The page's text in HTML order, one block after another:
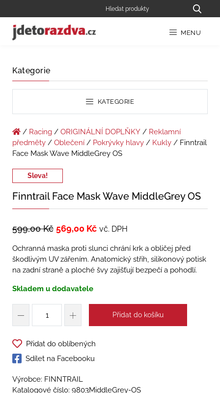
MENU
Kategorie
KATEGORIE
/ Racing / ORIGINÁLNÍ DOPLŇKY / Reklamní
předměty / Oblečení / Pokrývky hlavy / Kukly / Finntrail
Face Mask Wave MiddleGrey OS
Sleva!
Finntrail Face Mask Wave MiddleGrey OS
599,00Kč 569,00 Kč vč. DPH
Ochranná maska proti slunci chrání krk a obličej před
škodlivým UV zářením. Anatomický střih, silikonový potisk
na zadní straně a ploché švy zajišťují bezpečí a pohodlí.
Skladem u dodavatele
Přidat do košíku
Přidat do oblíbených
Sdílet na Facebooku
Výrobce: FINNTRAIL
Katalogové číslo: 9803MiddleGrey-OS